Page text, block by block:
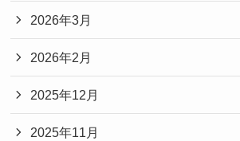
2026年3月
2026年2月
2025年12月
2025年11月